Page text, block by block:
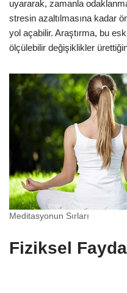
uyararak, zamanla
stresin azaltılmasına kadar
yol açabilir. Araştırma, bu
ölçülebilir değişiklikler
Meditasyonun Sırları
Fiziksel